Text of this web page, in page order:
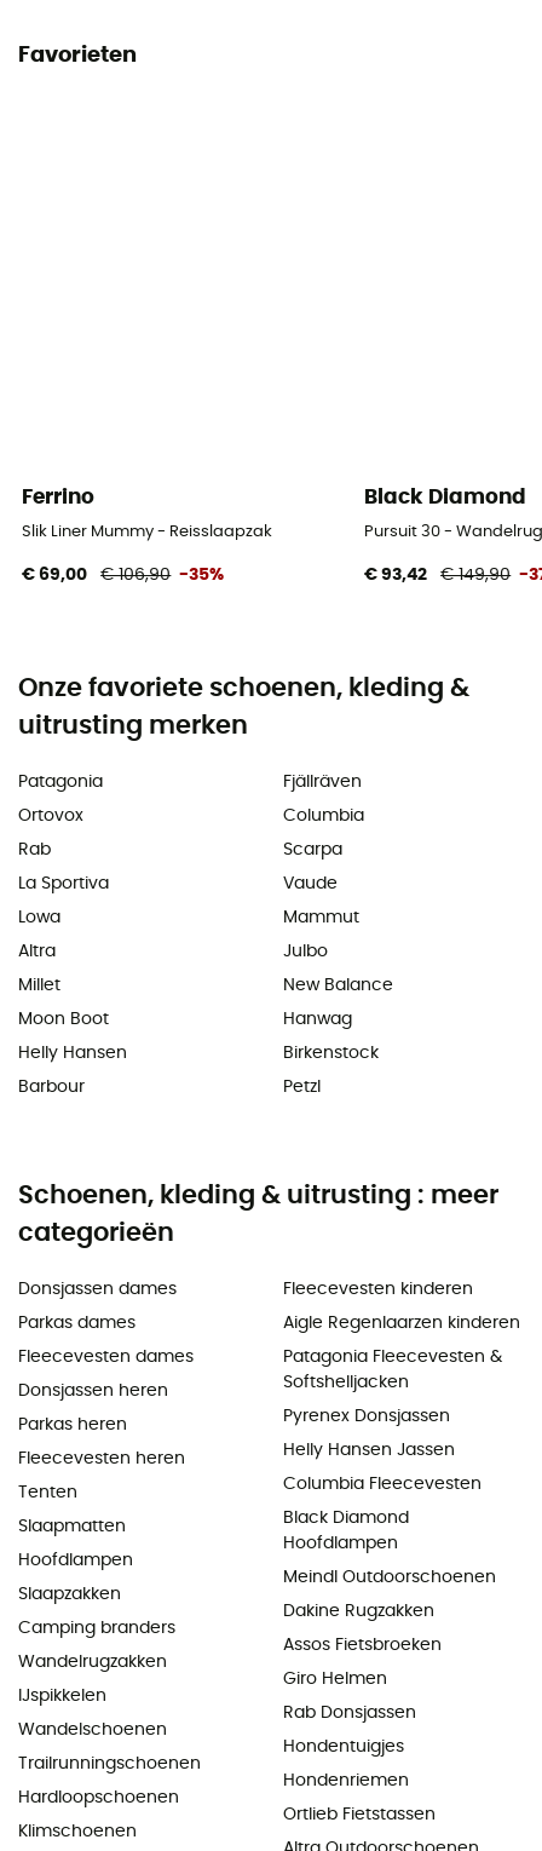
Favorieten
Ferrino
Slik Liner Mummy - Reisslaapzak
€ 69,00 € 106,90 -35%
Black Diamond
Pursuit 30 -
€ 93,42 € 149,90 -
Onze favoriete schoenen, kleding &
uitrusting merken
Patagonia
Ortovox
Rab
La Sportiva
Lowa
Altra
Millet
Moon Boot
Helly Hansen
Barbour
Fjällräven
Columbia
Scarpa
Vaude
Mammut
Julbo
New Balance
Hanwag
Birkenstock
Petzl
Schoenen, kleding & uitrusting : meer
categorieën
Donsjassen dames
Parkas dames
Fleecevesten dames
Donsjassen heren
Parkas heren
Fleecevesten heren
Tenten
Slaapmatten
Hoofdlampen
Slaapzakken
Camping branders
Wandelrugzakken
IJspikkelen
Wandelschoenen
Trailrunningschoenen
Hardloopschoenen
Klimschoenen
Fleecevesten kinderen
Aigle Regenlaarzen kinderen
Patagonia Fleecevesten &
Softshelljacken
Pyrenex Donsjassen
Helly Hansen Jassen
Columbia Fleecevesten
Black Diamond
Hoofdlampen
Meindl Outdoorschoenen
Dakine Rugzakken
Assos Fietsbroeken
Giro Helmen
Rab Donsjassen
Hondentuigjes
Hondenriemen
Ortlieb Fietstassen